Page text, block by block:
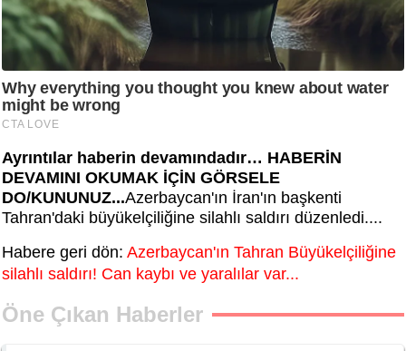
Ayrıntılar haberin devamındadır… HABERİN
DEVAMINI OKUMAK İÇİN GÖRSELE
DO/KUNUNUZ...Azerbaycan'ın İran'ın başkenti
Tahran'daki büyükelçiliğine silahlı saldırı düzenledi....
Habere geri dön: Azerbaycan'ın Tahran Büyükelçiliğine
silahlı saldırı! Can kaybı ve yaralılar var...
Öne Çıkan Haberler